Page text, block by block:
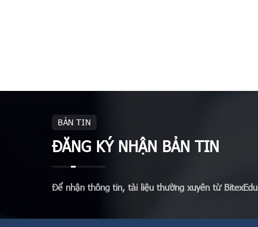
BẢN TIN
ĐĂNG KÝ NHẬN BẢN TIN
Để nhận thông tin, tài liệu thường xuyên từ BitexEdu